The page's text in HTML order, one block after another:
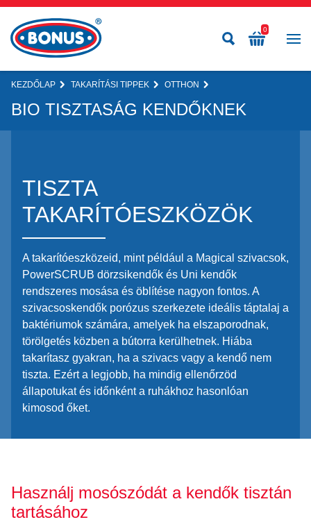
0
KEZDŐLAP TAKARÍTÁSI TIPPEK OTTHON
BIO TISZTASÁG KENDŐKNEK
TISZTA
TAKARÍTÓESZKÖZÖK
A takarítóeszközeid, mint például a Magical szivacsok,
PowerSCRUB dörzsikendők és Uni kendők
rendszeres mosása és öblítése nagyon fontos. A
szivacsoskendők porózus szerkezete ideális táptalaj a
baktériumok számára, amelyek ha elszaporodnak,
törölgetés közben a bútorra kerülhetnek. Hiába
takarítasz gyakran, ha a szivacs vagy a kendő nem
tiszta. Ezért a legjobb, ha mindig ellenőrzöd
állapotukat és időnként a ruhákhoz hasonlóan
kimosod őket.
Használj mosószódát a kendők tisztán
tartásához